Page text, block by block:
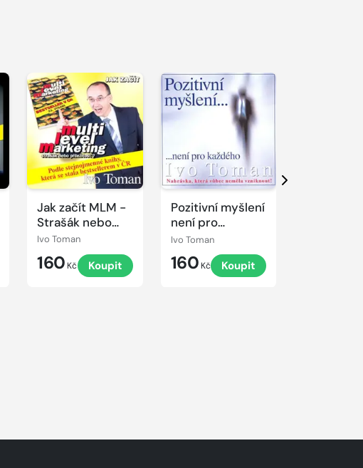
Jak začít MLM -
Strašák nebo
příležitost?
Ivo Toman
160 Kč Koupit
Přehrát
ukázku
Pozitivní myšlení
není pro
každého
Ivo Toman
160 Kč Koupit
Přehrát
ukázku
Další